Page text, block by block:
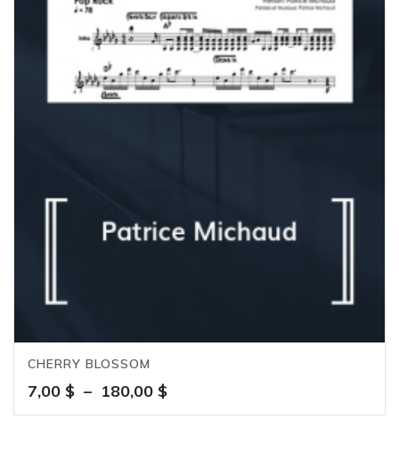
CHERRY BLOSSOM
7,00 $ – 180,00 $Plage
de